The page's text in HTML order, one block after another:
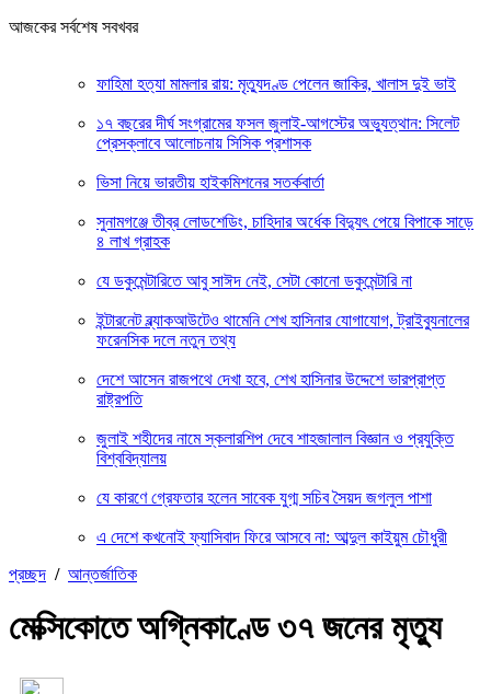
আজকের সর্বশেষ সবখবর
ফাহিমা হত্যা মামলার রায়: মৃত্যুদণ্ড পেলেন জাকির, খালাস দুই ভাই
১৭ বছরের দীর্ঘ সংগ্রামের ফসল জুলাই-আগস্টের অভ্যুত্থান: সিলেট
প্রেসক্লাবে আলোচনায় সিসিক প্রশাসক
ভিসা নিয়ে ভারতীয় হাইকমিশনের সতর্কবার্তা
সুনামগঞ্জে তীব্র লোডশেডিং, চাহিদার অর্ধেক বিদ্যুৎ পেয়ে বিপাকে সাড়ে
৪ লাখ গ্রাহক
যে ডকুমেন্টারিতে আবু সাঈদ নেই, সেটা কোনো ডকুমেন্টারি না
ইন্টারনেট ব্ল্যাকআউটেও থামেনি শেখ হাসিনার যোগাযোগ, ট্রাইব্যুনালের
ফরেনসিক দলে নতুন তথ্য
দেশে আসেন রাজপথে দেখা হবে, শেখ হাসিনার উদ্দেশে ভারপ্রাপ্ত
রাষ্ট্রপতি
জুলাই শহীদের নামে স্কলারশিপ দেবে শাহজালাল বিজ্ঞান ও প্রযুক্তি
বিশ্ববিদ্যালয়
যে কারণে গ্রেফতার হলেন সাবেক যুগ্ম সচিব সৈয়দ জগলুল পাশা
এ দেশে কখনোই ফ্যাসিবাদ ফিরে আসবে না: আব্দুল কাইয়ুম চৌধুরী
প্রচ্ছদ / আন্তর্জাতিক
মেক্সিকোতে অগ্নিকাণ্ডে ৩৭ জনের মৃত্যু